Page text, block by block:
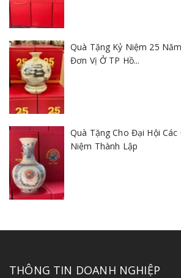
Quà Tặng Kỷ Niệm 25
Đơn Vị Ở TP Hồ...
Quà Tặng Cho Đại Hội
Niệm Thành Lập
THÔNG TIN DOANH NGHIỆP